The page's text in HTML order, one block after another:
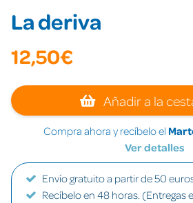
La deriva
12,50€
Añadir a la
Compra ahora y recíbelo el
Ver detalles
Envío gratuito a partir de 50
Recíbelo en 48 horas. (Entregas